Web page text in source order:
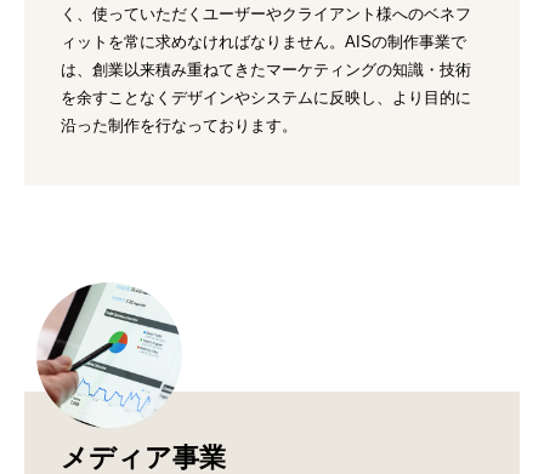
く、使っていただくユーザーやクライアント様へのベネフ
ィットを常に求めなければなりません。AISの制作事業で
は、創業以来積み重ねてきたマーケティングの知識・技術
を余すことなくデザインやシステムに反映し、より目的に
沿った制作を行なっております。
メディア事業